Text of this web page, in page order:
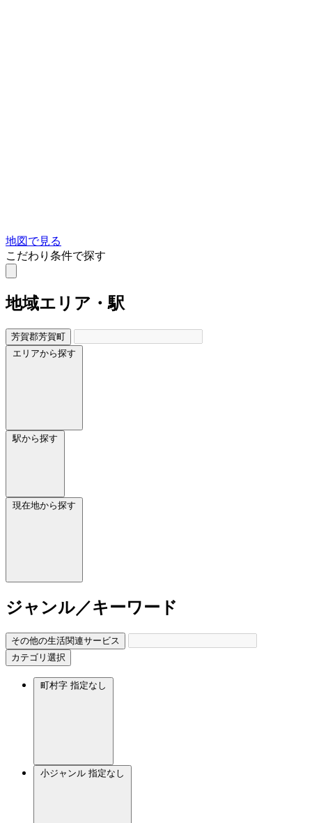
地図で見る
こだわり条件で探す
地域エリア・駅
芳賀郡芳賀町
エリアから探す
駅から探す
現在地から探す
ジャンル／キーワード
その他の生活関連サービス
カテゴリ選択
町村字 指定なし
小ジャンル 指定なし